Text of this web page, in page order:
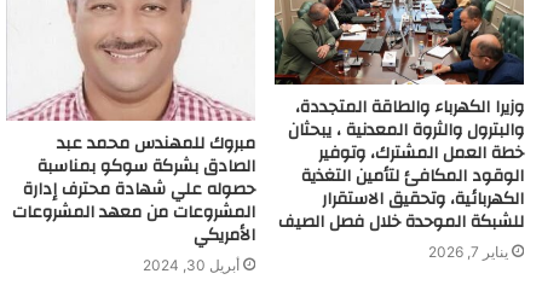
وزيرا الكهرباء والطاقة المتجددة،
والبترول والثروة المعدنية ، يبحثان
خطة العمل المشترك، وتوفير
الوقود المكافئ لتأمين التغذية
الكهربائية، وتحقيق الاستقرار
للشبكة الموحدة خلال فصل الصيف
يناير 7, 2026
مبروك للمهندس محمد عبد
الصادق بشركة سوكو بمناسبة
حصوله علي شهادة محترف إدارة
المشروعات من معهد المشروعات
الأمريكي
أبريل 30, 2024